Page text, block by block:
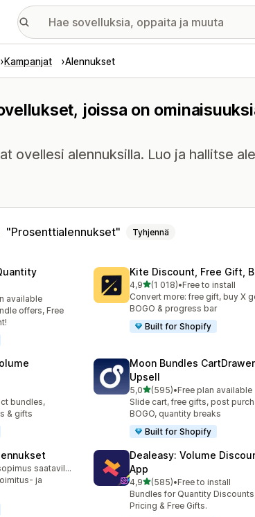
Kampanjat Alennukset
joissa on
ovellesi alennuksilla. Luo ja hallitse
Prosenttialennukset Tyhjennä
available
offers, Free
Kite Discount, Free Gift,
4,9/ 5 tähteä
(1 018)
1018 arvostelua yhteensä
•Free to install
Convert more: free gift, buy X
BOGO & progress bar
Built for Shopify
bundles,
& gifts
Moon Bundles CartDrawer
Upsell
5,0/ 5 tähteä
(595)
595 arvostelua yhteensä
•Free plan available
Slide cart, free gifts, post
BOGO, quantity breaks
Built for Shopify
Ilmainen sopimus saatavilla
ja
Dealeasy: Volume
App
4,9/ 5 tähteä
(585)
585 arvostelua yhteensä
•Free to install
Bundles for Quantity
Pricing & Free Gifts.